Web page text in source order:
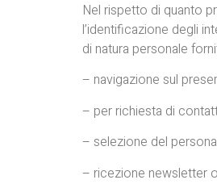
Nel rispetto di quanto
l’identificazione degli
di natura personale
– navigazione sul
– per richiesta di
– selezione del
– ricezione newsletter